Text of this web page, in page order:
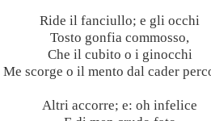
Ride il fanciullo; e gli occhi
Tosto gonfia commosso,
Che il cubito o i ginocchi
Me scorge o il mento dal cader
Altri accorre; e: oh infelice